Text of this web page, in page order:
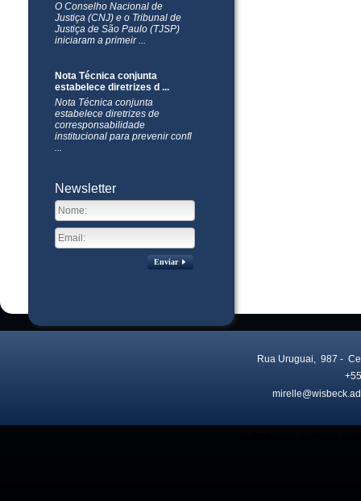
O Conselho Nacional de
Justiça (CNJ) e o Tribunal de
Justiça de São Paulo (TJSP)
iniciaram a primeir ...
Nota Técnica conjunta
estabelece diretrizes d ...
Nota Técnica conjunta
estabelece diretrizes de
corresponsabilidade
institucional para prevenir confl
...
Newsletter
Enviar
Rua Uruguai, 987 -